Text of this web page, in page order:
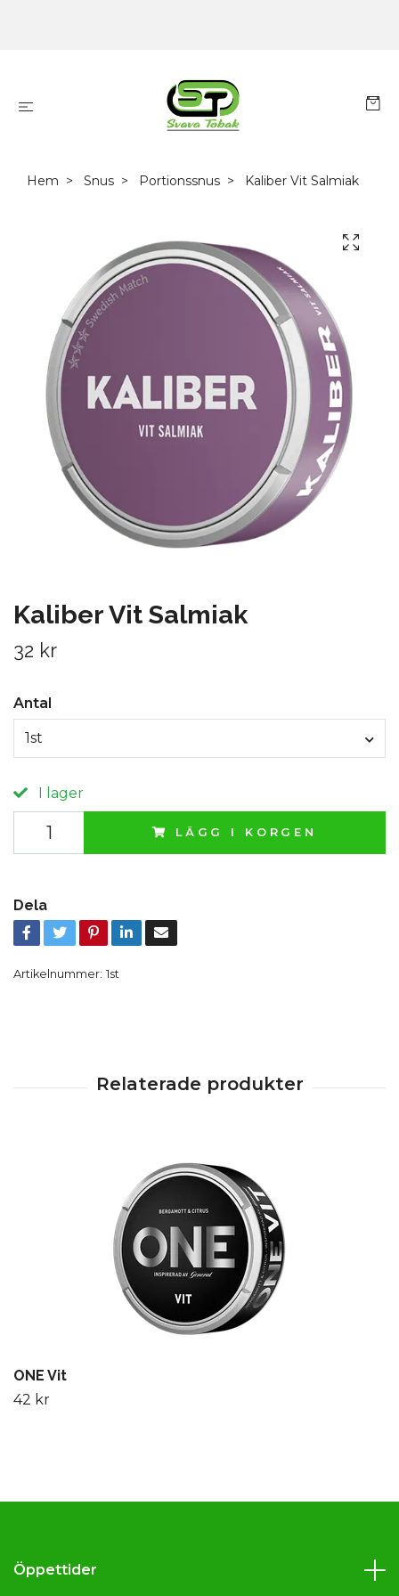
Hem Snus Portionssnus Kaliber Vit Salmiak
Kaliber Vit Salmiak
32 kr
Antal
1st
I lager
LÄGG I KORGEN
Dela
Artikelnummer: 1st
ONE Vit
42 kr
Öppettider